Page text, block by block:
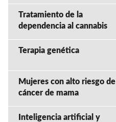
Tratamiento de la
dependencia al cannabis
Terapia genética
Mujeres con alto riesgo de
cáncer de mama
Inteligencia artificial y